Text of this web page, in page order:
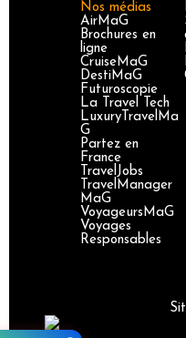
Nos médias
AirMaG
Brochures en
ligne
CruiseMaG
DestiMaG
Futuroscopie
La Travel Tech
LuxuryTravelMa
G
Partez en
France
TravelJobs
TravelManager
MaG
VoyageursMaG
Voyages
Responsables